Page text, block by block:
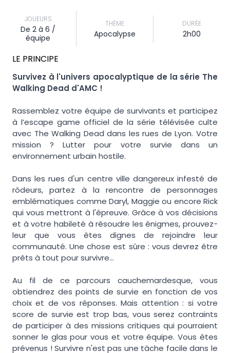
JOUEURS
De 2 à 6 /
équipe
THÈME
Apocalypse
DURÉE
2h00
LE PRINCIPE
Survivez à l'univers apocalyptique de la série The
Walking Dead d'AMC !
Rassemblez votre équipe de survivants et participez
à l’escape game officiel de la série télévisée culte
avec The Walking Dead dans les rues de Lyon. Votre
mission ? Lutter pour votre survie dans un
environnement urbain hostile.
Dans les rues d'un centre ville dangereux infesté de
rôdeurs, partez à la rencontre de personnages
emblématiques comme Daryl, Maggie ou encore Rick
qui vous mettront à l'épreuve. Grâce à vos décisions
et à votre habileté à résoudre les énigmes, prouvez-
leur que vous êtes dignes de rejoindre leur
communauté. Une chose est sûre : vous devrez être
prêts à tout pour survivre...
Au fil de ce parcours cauchemardesque, vous
obtiendrez des points de survie en fonction de vos
choix et de vos réponses. Mais attention : si votre
score de survie est trop bas, vous serez contraints
de participer à des missions critiques qui pourraient
sonner le glas pour vous et votre équipe. Vous êtes
prévenus ! Survivre n'est pas une tâche facile dans le